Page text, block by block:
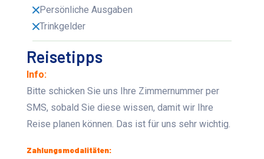
Persönliche Ausgaben
Trinkgelder
Reisetipps
Info:
Bitte schicken Sie uns Ihre Zimmernummer per
SMS, sobald Sie diese wissen, damit wir Ihre
Reise planen können. Das ist für uns sehr wichtig.
Zahlungsmodalitäten: